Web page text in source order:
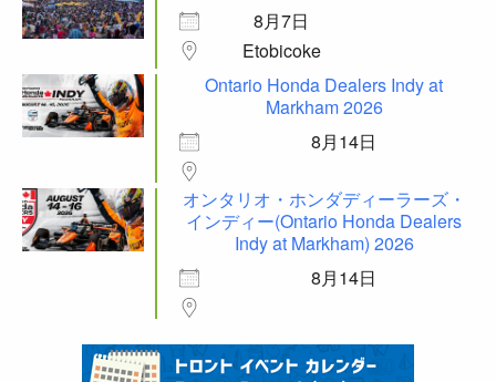
8月7日
Etobicoke
Ontario Honda Dealers Indy at
Markham 2026
8月14日
オンタリオ・ホンダディーラーズ・
インディー(Ontario Honda Dealers
Indy at Markham) 2026
8月14日